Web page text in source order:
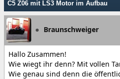
C5 Z06 mit LS3 Motor im Aufbau
Braunschweiger
Hallo Zusammen!
Wie wiegt ihr denn? Mit vollen
Wie genau sind denn die